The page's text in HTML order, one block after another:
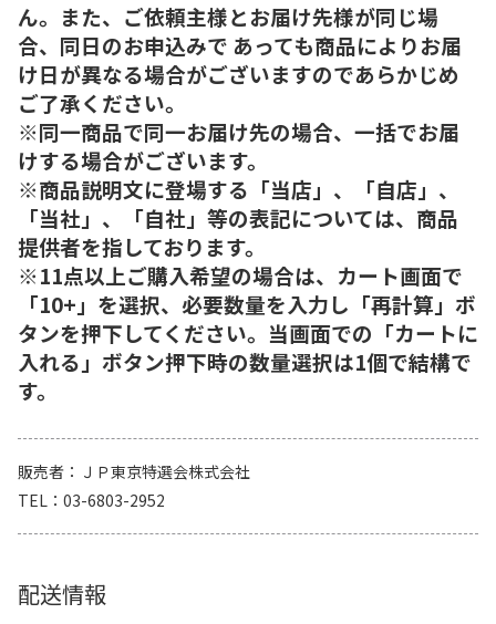
ん。また、ご依頼主様とお届け先様が同じ場
合、同日のお申込みで あっても商品によりお届
け日が異なる場合がございますのであらかじめ
ご了承ください。
※同一商品で同一お届け先の場合、一括でお届
けする場合がございます。
※商品説明文に登場する「当店」、「自店」、
「当社」、「自社」等の表記については、商品
提供者を指しております。
※11点以上ご購入希望の場合は、カート画面で
「10+」を選択、必要数量を入力し「再計算」ボ
タンを押下してください。当画面での「カートに
入れる」ボタン押下時の数量選択は1個で結構で
す。
販売者
ＪＰ東京特選会株式会社
TEL
03-6803-2952
配送情報